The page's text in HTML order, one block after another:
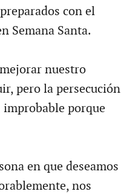
con el
Semana Santa.
nuestro
pero la persecución
improbable porque
en que deseamos
nos